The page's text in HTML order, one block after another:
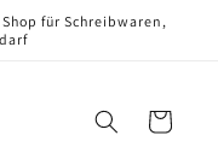
für Schreibwaren,
Warenkorb